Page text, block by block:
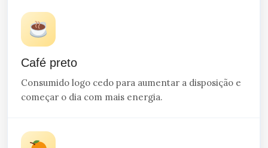
Café preto
Consumido logo cedo para aumentar a disposição e
começar o dia com mais energia.